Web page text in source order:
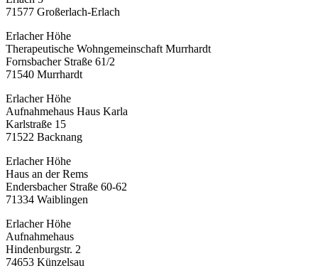
71577 Großerlach-Erlach
Erlacher Höhe
Therapeutische Wohngemeinschaft Murrhardt
Fornsbacher Straße 61/2
71540 Murrhardt
Erlacher Höhe
Aufnahmehaus Haus Karla
Karlstraße 15
71522 Backnang
Erlacher Höhe
Haus an der Rems
Endersbacher Straße 60-62
71334 Waiblingen
Erlacher Höhe
Aufnahmehaus
Hindenburgstr. 2
74653 Künzelsau